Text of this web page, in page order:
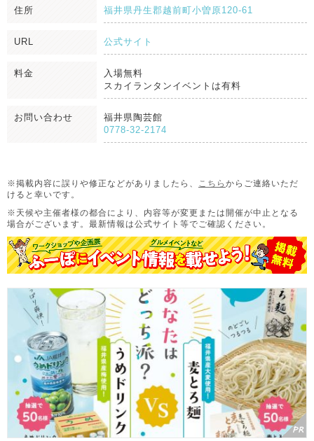
住所 福井県丹生郡越前町小曽原120‐61
URL 公式サイト
料金
入場無料
スカイランタンイベントは有料
お問い合わせ
福井県陶芸館
0778-32-2174
※掲載内容に誤りや修正などがありましたら、 こちら からご連絡いただ
けると幸いです。
※天候や主催者様の都合により、内容等が変更または開催が中止となる
場合がございます。 最新情報は公式サイト等でご確認ください。